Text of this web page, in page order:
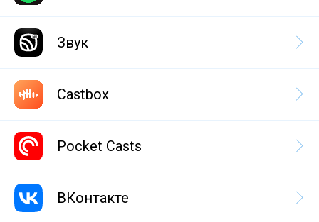
Звук
Castbox
Pocket Casts
ВКонтакте